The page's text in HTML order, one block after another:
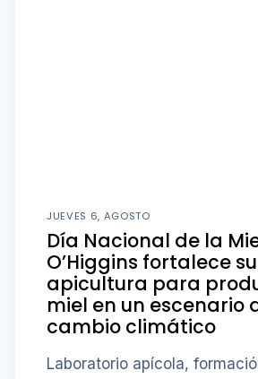
JUEVES 6, AGOSTO
Día Nacional de la
O’Higgins fortalece su
apicultura para
miel en un escenario
cambio climático
Laboratorio apícola,